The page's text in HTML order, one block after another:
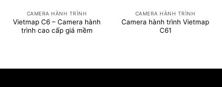
CAMERA HÀNH TRÌNH
Vietmap C6 – Camera hành
trình cao cấp giá mềm
CAMERA HÀNH TRÌNH
Camera hành trình Vietmap
C61